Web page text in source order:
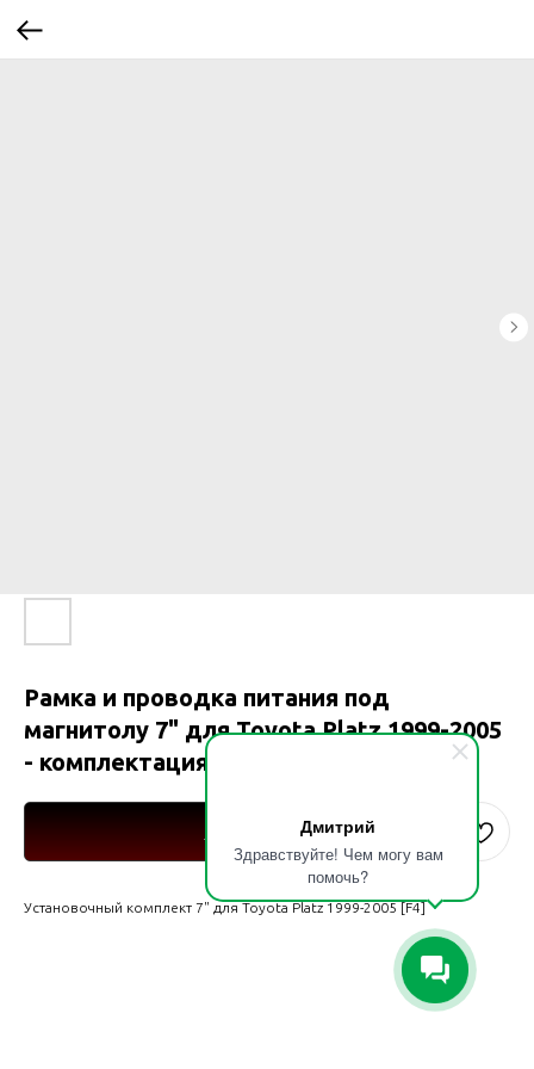
Дмитрий
Здравствуйте! Чем могу вам
помочь?
Рамка и проводка питания под
магнитолу 7" для Toyota Platz 1999-2005
- комплектация [F4]
Установочный комплект 7" для Toyota Platz 1999-2005 [F4]